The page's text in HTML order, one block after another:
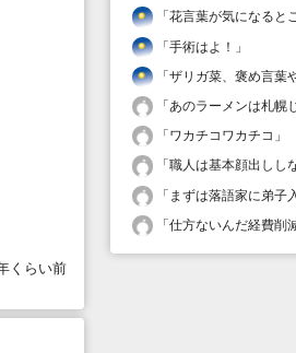
くらい前
「花言葉が気になると
「手術はよ！ 」
「ザリガ菜、褒め言葉
「あのラーメンは札幌
「ワカチコワカチコ 」
「職人は基本顔出しし
「 まずは落語家に弟子
「仕方ないんだ経費削